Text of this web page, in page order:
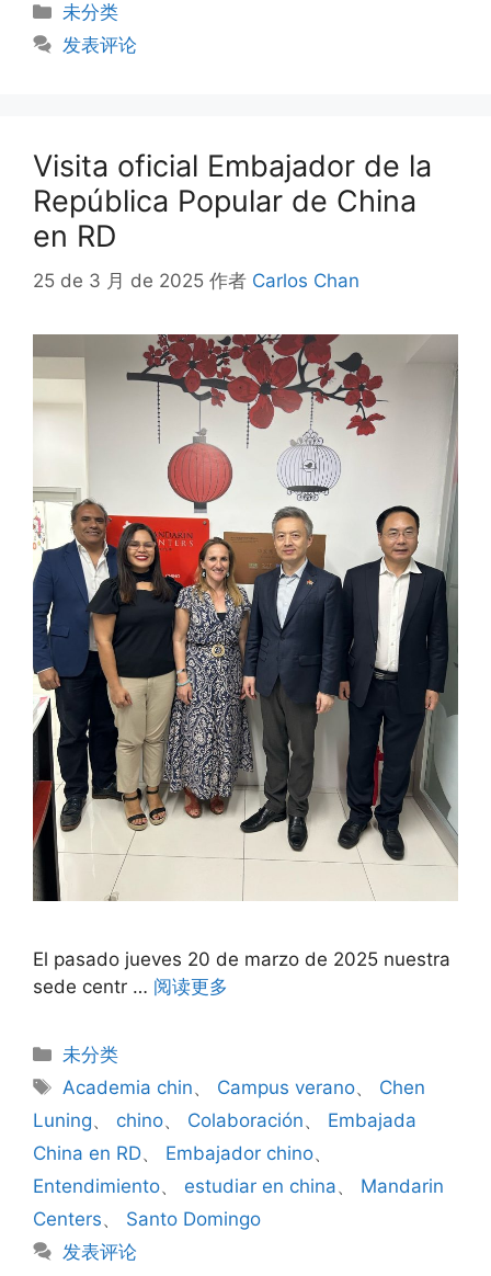
未分类
发表评论
Visita oficial Embajador de la
República Popular de China
en RD
25 de 3 月 de 2025 作者 Carlos Chan
El pasado jueves 20 de marzo de 2025 nuestra
sede centr … 阅读更多
未分类
Academia chin、 Campus verano、 Chen
Luning、 chino、 Colaboración、 Embajada
China en RD、 Embajador chino、
Entendimiento、 estudiar en china、 Mandarin
Centers、 Santo Domingo
发表评论